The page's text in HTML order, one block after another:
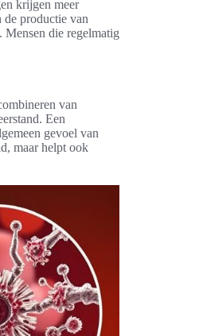
krijgen meer
de productie van
Mensen die regelmatig
van
Een
gevoel van
maar helpt ook